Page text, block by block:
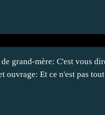
grand-mère: C'est vous
ouvrage: Et ce n'est pas